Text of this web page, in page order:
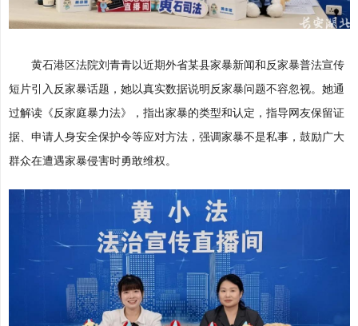
黄石港区法院刘青青以近期外省某县家暴新闻和反家暴普法宣传
短片引入反家暴话题，她以真实数据说明反家暴问题不容忽视。她通
过解读《反家庭暴力法》，指出家暴的类型和认定，指导网友保留证
据、申请人身安全保护令等应对方法，强调家暴不是私事，鼓励广大
群众在遭遇家暴侵害时勇敢维权。